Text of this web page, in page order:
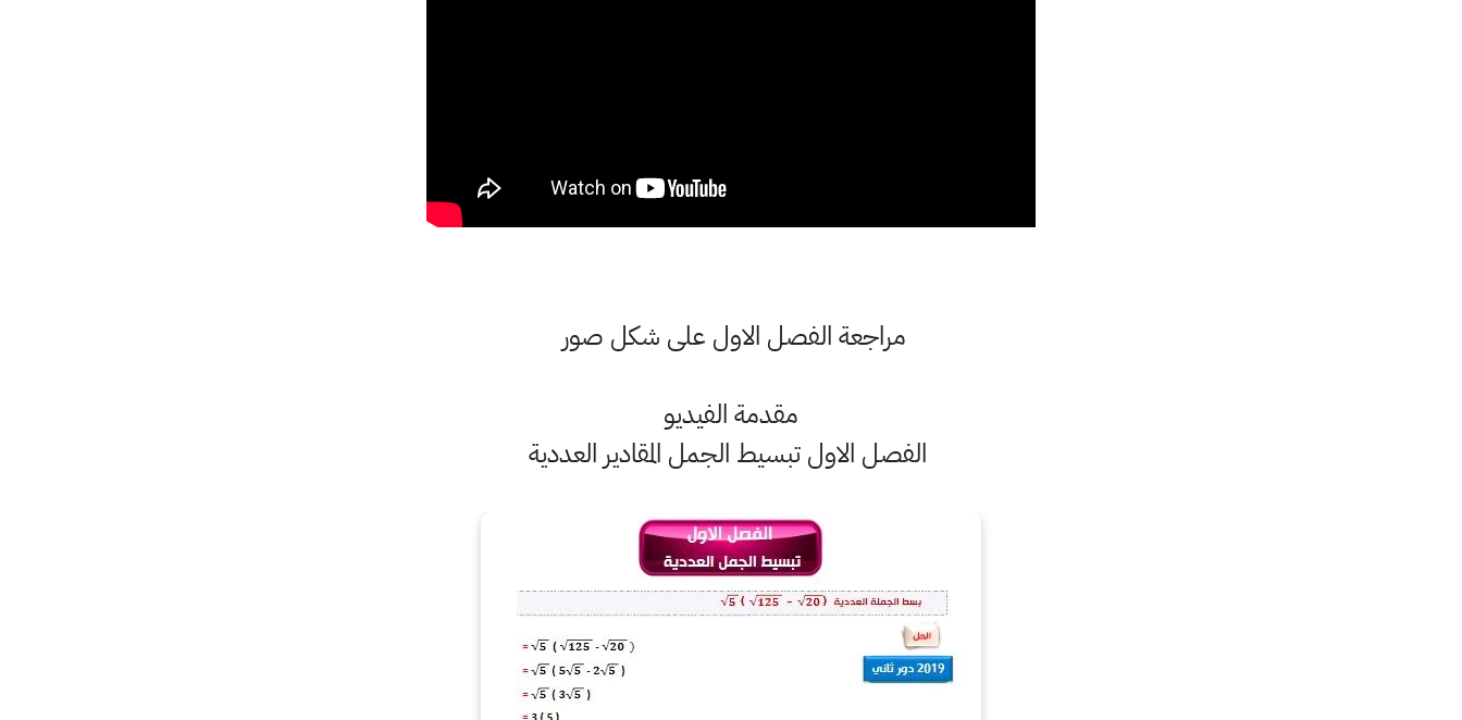
مراجعة الفصل الاول على شكل صور
مقدمة الفيديو
الفصل الاول تبسيط الجمل المقادير العددية